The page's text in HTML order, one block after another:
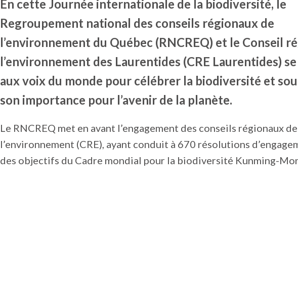
En cette Journée internationale de la biodiversité, le
Regroupement national des conseils régionaux de
l’environnement du Québec (RNCREQ) et le Conseil
l’environnement des Laurentides (CRE Laurentides)
aux voix du monde pour célébrer la biodiversité et
son importance pour l’avenir de la planète.
Le RNCREQ met en avant l’engagement des conseils régionaux de
l’environnement (CRE), ayant conduit à 670 résolutions
des objectifs du Cadre mondial pour la biodiversité Kunming-